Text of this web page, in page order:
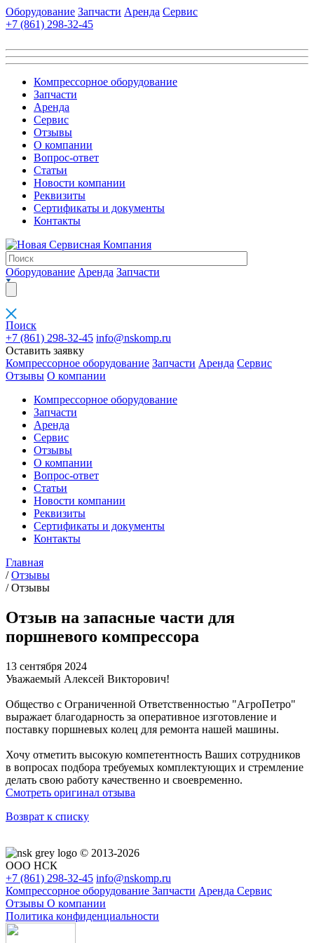
Оборудование Запчасти Аренда Сервис
+7 (861) 298-32-45
Компрессорное оборудование
Запчасти
Аренда
Сервис
Отзывы
О компании
Вопрос-ответ
Статьи
Новости компании
Реквизиты
Сертификаты и документы
Контакты
Оборудование Аренда Запчасти
Поиск
+7 (861) 298-32-45 info@nskomp.ru
Оставить заявку
Компрессорное оборудование Запчасти Аренда Сервис
Отзывы О компании
Компрессорное оборудование
Запчасти
Аренда
Сервис
Отзывы
О компании
Вопрос-ответ
Статьи
Новости компании
Реквизиты
Сертификаты и документы
Контакты
Главная
/Отзывы
/Отзывы
Отзыв на запасные части для
поршневого компрессора
13 сентября 2024
Уважаемый Алексей Викторович!
Общество с Ограниченной Ответственностью "АгроПетро"
выражает благодарность за оперативное изготовление и
поставку поршневых колец для ремонта нашей машины.
Хочу отметить высокую компетентность Baших сотрудников
в вопросах подбора требуемых комплектующих и стремление
делать свою работу качественно и своевременно.
Смотреть оригинал отзыва
Возврат к списку
© 2013-2026
ООО НСК
+7 (861) 298-32-45 info@nskomp.ru
Компрессорное оборудование Запчасти Аренда Сервис
Отзывы О компании
Политика конфиденциальности